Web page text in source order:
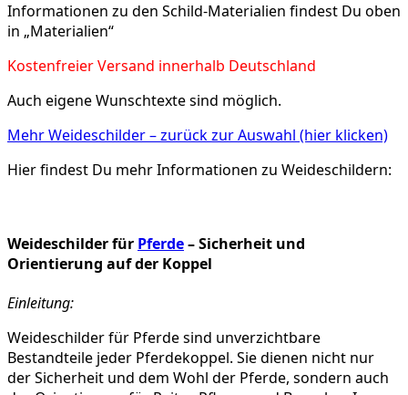
Informationen zu den Schild-Materialien findest Du oben
in „Materialien“
Kostenfreier Versand innerhalb Deutschland
Auch eigene Wunschtexte sind möglich.
Mehr Weideschilder – zurück zur Auswahl (hier klicken)
Hier findest Du mehr Informationen zu Weideschildern:
Weideschilder für Pferde– Sicherheit und
Orientierung auf der Koppel
Einleitung:
Weideschilder für Pferde sind unverzichtbare
Bestandteile jeder Pferdekoppel. Sie dienen nicht nur
der Sicherheit und dem Wohl der Pferde, sondern auch